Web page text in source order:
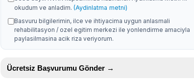
okudum ve anladim. (Aydinlatma metni)
Basvuru bilgilerimin, ilce ve ihtiyacima uygun anlasmali
rehabilitasyon / ozel egitim merkezi ile yonlendirme amaciyla
paylasilmasina acik riza veriyorum.
Ücretsiz Başvurumu Gönder →